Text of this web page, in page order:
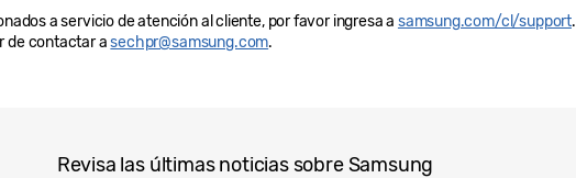
a servicio de atención al cliente, por favor ingresa a samsung.com/cl/support.
de contactar asechpr@samsung.com.
Revisa las últimas noticias sobre Samsung